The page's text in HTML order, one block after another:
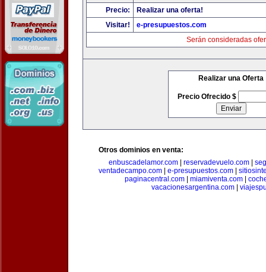
Precio:
Realizar una oferta!
Visitar!
e-presupuestos.com
Serán consideradas
Realizar una Oferta
Precio Ofrecido $
Otros dominios en venta:
enbuscadelamor.com
reservadevuelo.com
ventadecampo.com
e-presupuestos.com
paginacentral.com| miamiventa.com|
vacacionesargentina.com